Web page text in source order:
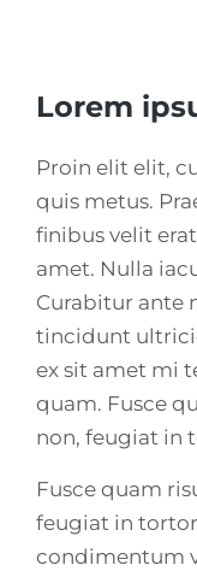
Lorem
Proin elit elit,
quis metus.
finibus velit
amet. Nulla
Curabitur ante
tincidunt
ex sit amet mi
quam. Fusce
non, feugiat in
Fusce quam
feugiat in
condimentum